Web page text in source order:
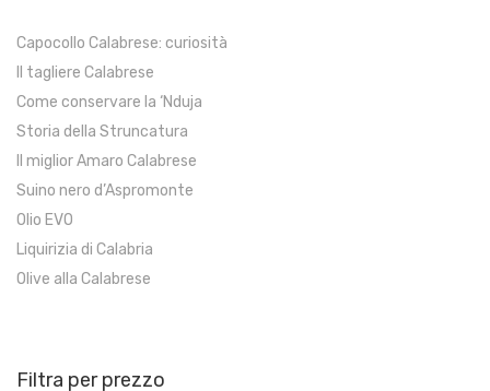
Capocollo Calabrese: curiosità
Il tagliere Calabrese
Come conservare la ‘Nduja
Storia della Struncatura
Il miglior Amaro Calabrese
Suino nero d’Aspromonte
Olio EVO
Liquirizia di Calabria
Olive alla Calabrese
Filtra per prezzo